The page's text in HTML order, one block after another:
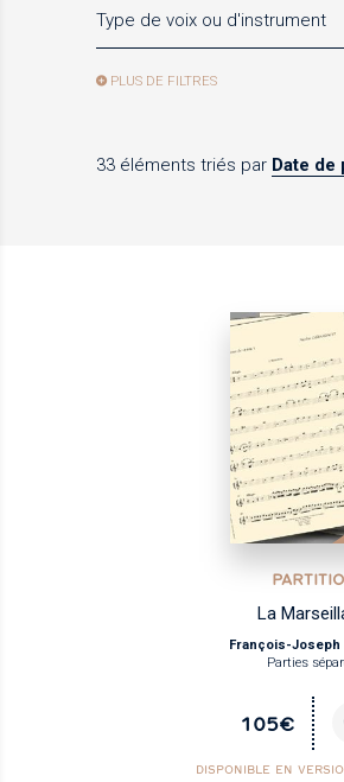
Type de voix ou d'instrument
PLUS DE FILTRES
33 éléments triés par Date de
La
François-Joseph
Parties
105€
DISPONIBLE EN